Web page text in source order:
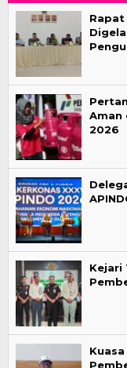
Aman
2026
Kejari